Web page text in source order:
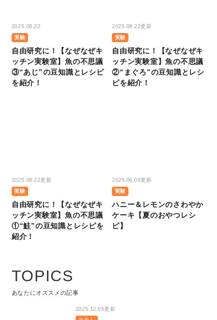
2025.08.22
実験
自由研究に！【なぜなぜキ
ッチン実験室】魚の不思議
③“あじ”の豆知識とレシピ
を紹介！
2025.08.22更新
実験
自由研究に！【なぜなぜキ
ッチン実験室】魚の不思議
②“まぐろ”の豆知識とレシ
ピを紹介！
2025.08.22更新
実験
自由研究に！【なぜなぜキ
ッチン実験室】魚の不思議
①“鮭”の豆知識とレシピを
紹介！
2025.06.09更新
実験
ハニー＆レモンのさわやか
ケーキ【夏のおやつレシ
ピ】
TOPICS
あなたにオススメの記事
2025.12.05更新